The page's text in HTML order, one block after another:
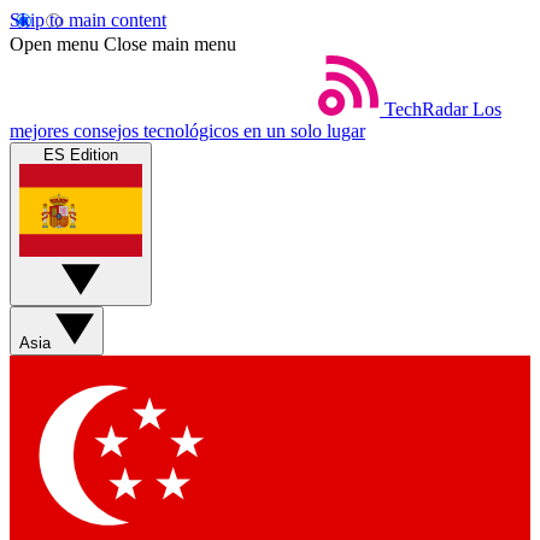
Skip to main content
Open menu Close main menu
TechRadar Los
mejores consejos tecnológicos en un solo lugar
ES Edition
Asia